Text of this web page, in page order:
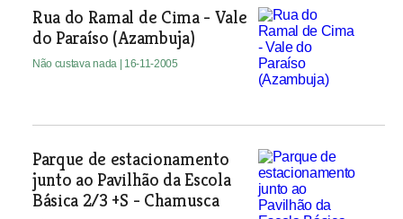
Rua do Ramal de Cima - Vale
do Paraíso (Azambuja)
Não custava nada | 16-11-2005
Parque de estacionamento
junto ao Pavilhão da Escola
Básica 2/3 +S - Chamusca